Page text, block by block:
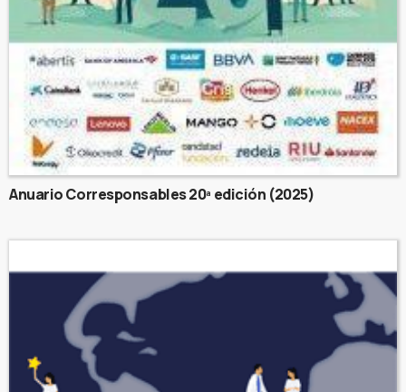
Anuario Corresponsables 20ª edición (2025)